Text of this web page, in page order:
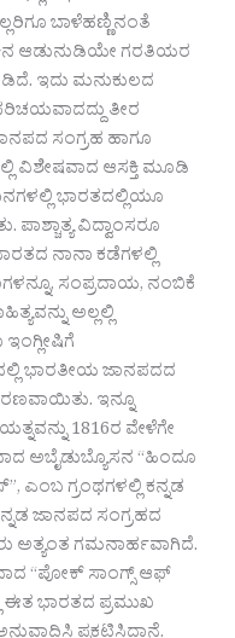
ಬಾಳೆಹಣ್ಣಿನಂತೆ
ಆಡುನುಡಿಯೇ ಗರತಿಯರ
ಇದು ಮನುಕುಲದ
ತೀರ
ಸಂಗ್ರಹ ಹಾಗೂ
ವಿಶೇಷವಾದ ಆಸಕ್ತಿ ಮೂಡಿ
ಭಾರತದಲ್ಲಿಯೂ
ವಿದ್ವಾಂಸರೂ
ನಾನಾ ಕಡೆಗಳಲ್ಲಿ
ಸಂಪ್ರದಾಯ, ನಂಬಿಕೆ
ಅಲ್ಲಲ್ಲಿ
ಇಂಗ್ಲೀಷಿಗೆ
ಭಾರತೀಯ ಜಾನಪದದ
ಇನ್ನೂ
1816ರ ವೇಳೆಗೇ
ಅಬೈಡುಬ್ಯೊಸನ “ಹಿಂದೂ
ಎಂಬ ಗ್ರಂಥಗಳಲ್ಲಿ ಕನ್ನಡ
ಜಾನಪದ ಸಂಗ್ರಹದ
ಅತ್ಯಂತ ಗಮನಾರ್ಹವಾಗಿದೆ.
“ಪೋಕ್ ಸಾಂಗ್ಸ್‌ ಆಫ್
ಭಾರತದ ಪ್ರಮುಖ